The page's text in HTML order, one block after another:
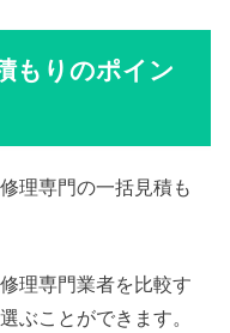
もりのポイン
理専門の一括見積も
理専門業者を比較す
ぶことができます。